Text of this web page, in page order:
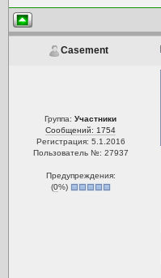
Casement
Группа:Участники
Сообщений: 1754
Регистрация: 5.1.2016
Пользователь №: 27937
Предупреждения:
(0%)